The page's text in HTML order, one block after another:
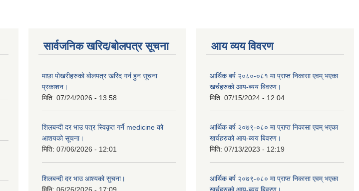
सार्वजनिक खरिद/बोलपत्र सूचना
माछा पोखरीहरुको बोलपत्र खरिद गर्न हुन सूचना
प्रकाशन।
मिति: 07/24/2026 - 13:58
शिलबन्दी दर भाउ पत्र स्विकृत गर्ने medicine को
आशयको सूचना।
मिति: 07/06/2026 - 12:01
शिलबन्दी दर भाउ आश्यको सुचना।
आय व्यय विवरण
आर्थिक बर्ष २०८०-०८१ मा प्राप्त निकासा एवम् भएका
खर्चहरुको आय-ब्यय बिवरण।
मिति: 07/15/2024 - 12:04
आर्थिक बर्ष २०७९-०८० मा प्राप्त निकासा एवम् भएका
खर्चहरुको आय-ब्यय बिवरण।
मिति: 07/13/2023 - 12:19
आर्थिक बर्ष २०७९-०८० मा प्राप्त निकासा एवम् भएका